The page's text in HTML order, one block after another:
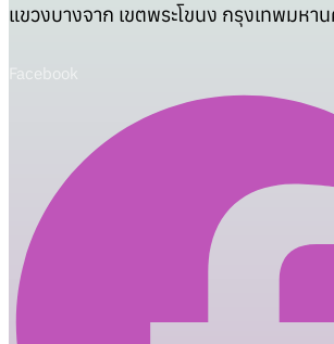
แขวงบางจาก เขตพระโขนง กรุงเทพมหา
Facebook